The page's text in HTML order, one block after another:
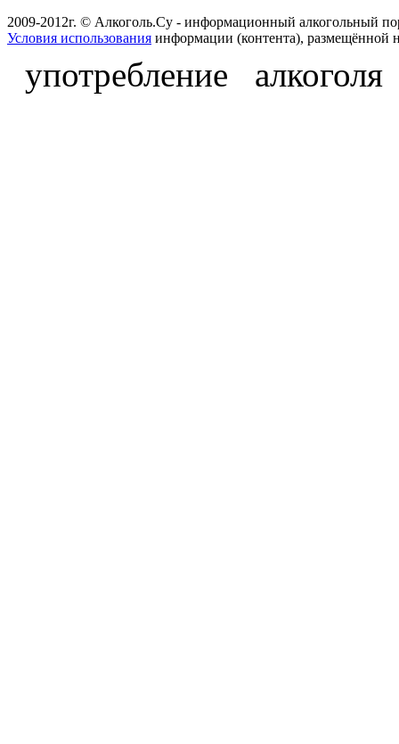
2009-2012г. © Алкоголь.Су - информационный алкогольный
Условия использования информации (контента), размещённой
употребление